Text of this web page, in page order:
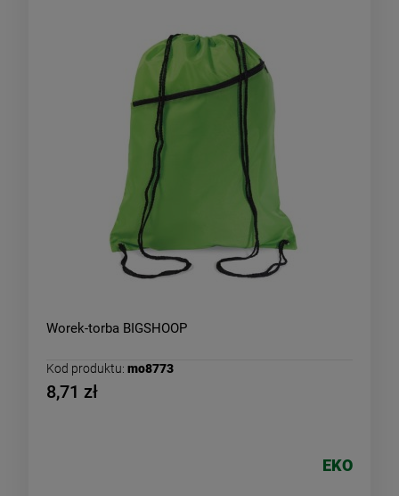
Worek-torba BIGSHOOP
Kod produktu: mo8773
8,71 zł
EKO